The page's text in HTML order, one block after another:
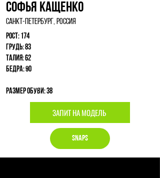
Софья Кащенко
Санкт-Петербург, Россия
Рост: 174
Грудь: 83
Талия: 62
Бедра: 90
Размер обуви: 38
ЗАПИТ НА МОДЕЛЬ
Snaps